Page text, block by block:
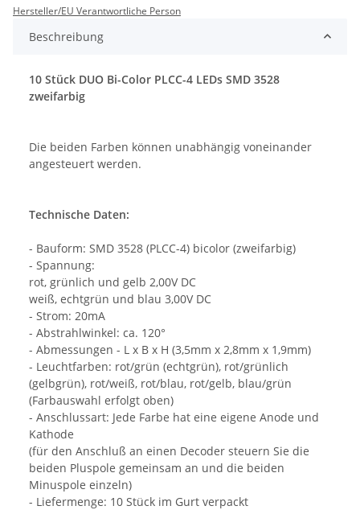
Hersteller/EU Verantwortliche Person
Beschreibung
10 Stück DUO Bi-Color PLCC-4 LEDs SMD 3528
zweifarbig
Die beiden Farben können unabhängig voneinander
angesteuert werden.
Technische Daten:
- Bauform: SMD 3528 (PLCC-4) bicolor (zweifarbig)
- Spannung:
rot, grünlich und gelb 2,00V DC
weiß, echtgrün und blau 3,00V DC
- Strom: 20mA
- Abstrahlwinkel: ca. 120°
- Abmessungen - L x B x H (3,5mm x 2,8mm x 1,9mm)
- Leuchtfarben: rot/grün (echtgrün), rot/grünlich
(gelbgrün), rot/weiß, rot/blau, rot/gelb, blau/grün
(Farbauswahl erfolgt oben)
- Anschlussart: Jede Farbe hat eine eigene Anode und
Kathode
(für den Anschluß an einen Decoder steuern Sie die
beiden Pluspole gemeinsam an und die beiden
Minuspole einzeln)
- Liefermenge: 10 Stück im Gurt verpackt